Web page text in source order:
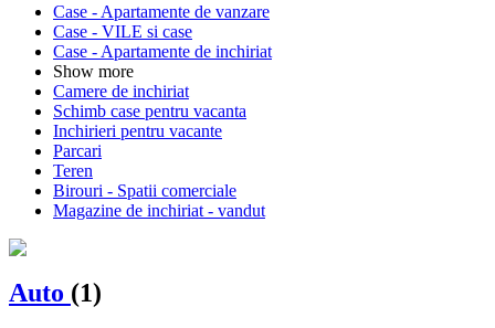
Case - Apartamente de vanzare
Case - VILE si case
Case - Apartamente de inchiriat
Show more
Camere de inchiriat
Schimb case pentru vacanta
Inchirieri pentru vacante
Parcari
Teren
Birouri - Spatii comerciale
Magazine de inchiriat - vandut
Auto (1)